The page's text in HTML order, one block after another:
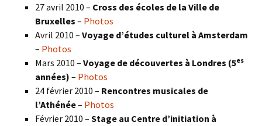
27 avril 2010 – Cross des écoles de la Ville de
Bruxelles – Photos
Avril 2010 – Voyage d’études culturel à Amsterdam
– Photos
Mars 2010 – Voyage de découvertes à Londres (5es
années) – Photos
24 février 2010 – Rencontres musicales de
l’Athénée– Photos
Février 2010 – Stage au Centre d’initiation à